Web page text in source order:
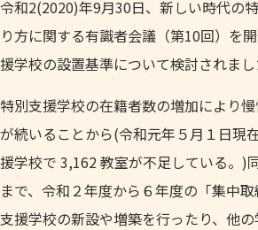
令和2(2020)年9月30日、新しい時代の
り方に関する有識者会議（第10回）を
援学校の設置基準について検討されまし
特別支援学校の在籍者数の増加により
が続いることから(令和元年５月１日現
援学校で 3,162 教室が不足している。)
まで、令和２年度から６年度の「集中
支援学校の新設や増築を行ったり、他